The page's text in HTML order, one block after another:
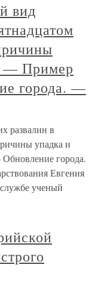
вид
— Пример
города. —
развалин в
упадка и
города.
Евгения
ученый